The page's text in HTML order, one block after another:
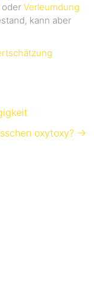
oderVerleumdung
kann aber
oxytoxy? →